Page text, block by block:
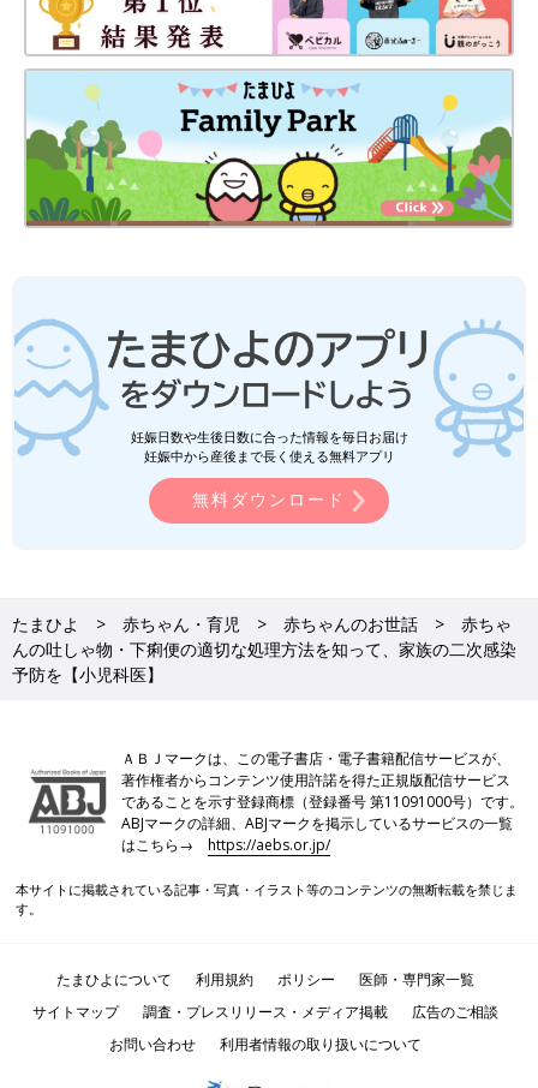
妊娠日数や生後日数に合った情報を毎日お届け
妊娠中から産後まで長く使える無料アプリ
無料ダウンロード
たまひよ 赤ちゃん・育児 赤ちゃんのお世話
赤ちゃ
んの吐しゃ物・下痢便の適切な処理方法を知って、家族の二次感染
予防を【小児科医】
ＡＢＪマークは、この電子書店・電子書籍配信サービスが、
著作権者からコンテンツ使用許諾を得た正規版配信サービス
であることを示す登録商標（登録番号 第11091000号）です。
ABJマークの詳細、ABJマークを掲示しているサービスの一覧
はこちら→https://aebs.or.jp/
本サイトに掲載されている記事・写真・イラスト等のコンテンツの無断転載を禁じま
す。
たまひよについて 利用規約 ポリシー
医師・専門家一覧
サイトマップ
調査・プレスリリース・メディア掲載
広告のご相談
お問い合わせ
利用者情報の取り扱いについて